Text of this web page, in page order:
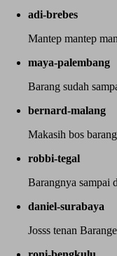
adi-brebes
Mantep mantep
maya-palembang
Barang sudah
bernard-malang
Makasih bos
robbi-tegal
Barangnya sampai
daniel-surabaya
Josss tenan